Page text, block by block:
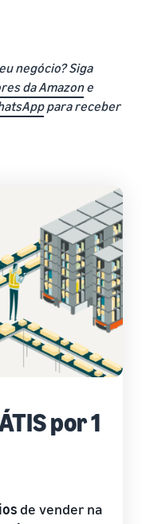
negócio? Siga
da Amazone
para receber
por 1
de vender na